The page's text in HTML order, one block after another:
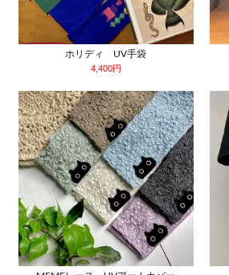
ホリディ UV手袋
4,400円